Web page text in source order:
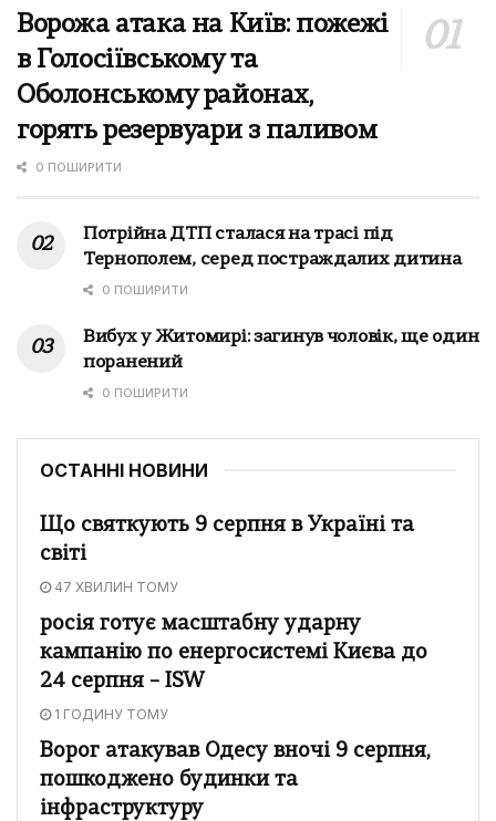
Ворожа атака на Київ: пожежі
в Голосіївському та
Оболонському районах,
горять резервуари з паливом
0 ПОШИРИТИ
Потрійна ДТП сталася на трасі під
Тернополем, серед постраждалих дитина
0 ПОШИРИТИ
Вибух у Житомирі: загинув чоловік, ще один
поранений
0 ПОШИРИТИ
ОСТАННІ НОВИНИ
Що святкують 9 серпня в Україні та
світі
47 ХВИЛИН ТОМУ
росія готує масштабну ударну
кампанію по енергосистемі Києва до
24 серпня – ISW
1 ГОДИНУ ТОМУ
Ворог атакував Одесу вночі 9 серпня,
пошкоджено будинки та
інфраструктуру